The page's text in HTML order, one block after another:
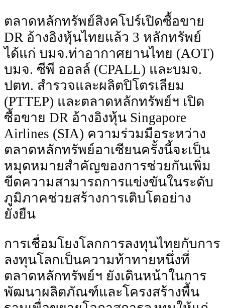
ตลาดหลักทรัพย์สิงคโปร์เปิดซื้อขาย
DR อ้างอิงหุ้นไทยแล้ว 3 หลักทรัพย์
ได้แก่ บมจ.ท่าอากาศยานไทย (AOT)
บมจ. ซีพี ออลล์ (CPALL) และบมจ.
ปตท. สํารวจและผลิตปิโตรเลียม
(PTTEP) และตลาดหลักทรัพย์ฯ เปิด
ซื้อขาย DR อ้างอิงหุ้น Singapore
Airlines (SIA) ความร่วมมือระหว่าง
ตลาดหลักทรัพย์อาเซียนครั้งนี้จะเป็น
หมุดหมายสําคัญของการช่วยกันเพิ่ม
ขีดความสามารถการแข่งขันในระดับ
ภูมิภาคช่วยสร้างการเติบโตอย่าง
ยั่งยืน
การเชื่อมโยงโลกการลงทุนไทยกับการ
ลงทุนโลกเป็นความท้าทายหนึ่งที่
ตลาดหลักทรัพย์ฯ ยังเดินหน้าในการ
พัฒนาผลิตภัณฑ์และโครงสร้างพื้น